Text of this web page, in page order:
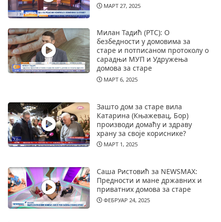
МАРТ 27, 2025
Милан Тадић (РТС): О
безбедности у домовима за
старе и потписаном протоколу о
сарадњи МУП и Удружења
домова за старе
МАРТ 6, 2025
Зашто дом за старе вила
Катарина (Књажевац, Бор)
производи домаћу и здраву
храну за своје кориснике?
МАРТ 1, 2025
Саша Ристовић за NEWSMAX:
Предности и мане државних и
приватних домова за старе
ФЕБРУАР 24, 2025